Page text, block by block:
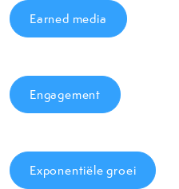
Earned media
Engagement
Exponentiële groei